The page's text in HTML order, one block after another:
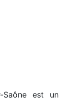
est un